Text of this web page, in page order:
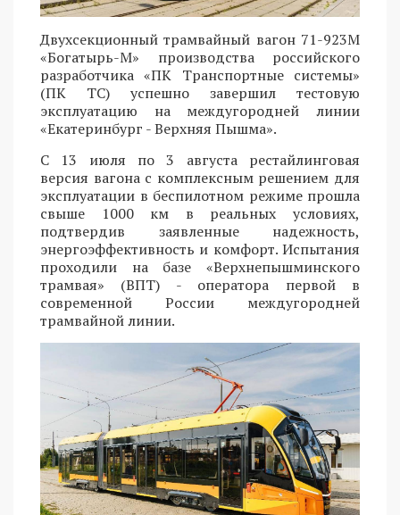
Двухсекционный трамвайный вагон 71-923М
«Богатырь-М» производства российского
разработчика «ПК Транспортные системы»
(ПК ТС) успешно завершил тестовую
эксплуатацию на междугородней линии
«Екатеринбург - Верхняя Пышма».
С 13 июля по 3 августа рестайлинговая
версия вагона с комплексным решением для
эксплуатации в беспилотном режиме прошла
свыше 1000 км в реальных условиях,
подтвердив заявленные надежность,
энергоэффективность и комфорт. Испытания
проходили на базе «Верхнепышминского
трамвая» (ВПТ) - оператора первой в
современной России междугородней
трамвайной линии.